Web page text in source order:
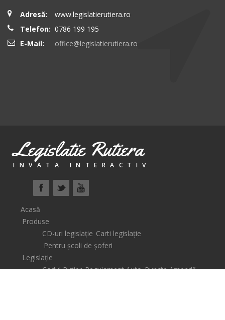
Adresă:
www.legislatierutiera.ro
Telefon: 0786 199 195
E-Mail:
office@legislatierutiera.ro
Legislatie Rutiera
INVATA INTERACTIV
Acasă
Produse
CD-uri legislație Carti legislație
Pentru școli de șoferi
Legislație
Codul Rutier Regulament Auto Puncte Amendă